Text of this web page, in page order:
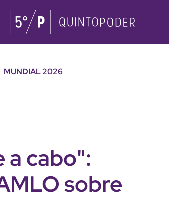
MUNDIAL 2026
a cabo":
sobre